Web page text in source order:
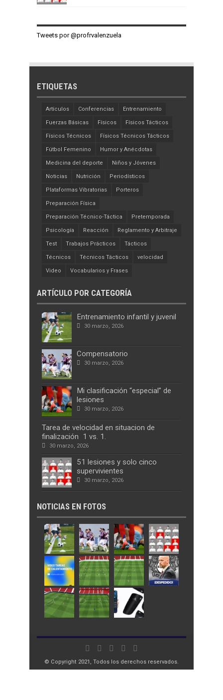
Tweets por @profrvalenzuela
ETIQUETAS
Artículos Conferencias Entrenamiento
Fuerzas Básicas Físicos Físicos Tácticos
Físicos Técnicos Físicos Técnicos Tácticos
Fútbol Femenino Humor y Anécdotas
Medicina del deporte Niños y Jóvenes
Noticias Nutrición Periodísticos
Plataformas Vibratorias Porteros
Preparación Física
Preparación Técnico-Táctica Pretemporada
Psicología Reacción Reglamento y Arbitraje
Test Trabajos Prácticos Tácticos
Técnicos Técnicos Tácticos velocidad
Video Vocabularios y Frases
ARTÍCULO POR CATEGORÍA
Entrenamiento infantil y juvenil
30 marzo, 2026
Compensatorio
30 marzo, 2026
Mi clasificación “especial” de
lesiones
30 marzo, 2026
Tarea de velocidad en situacion de
finalización 1 vs. 1.
30 marzo, 2026
51 lesiones y solo cinco
supervivientes
30 marzo, 2026
NOTICIAS EN FOTOS
© Copyright 2021, Todos los derechos reservados.